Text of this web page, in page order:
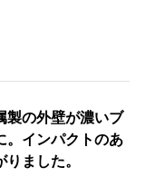
製の外壁が濃いブ
。インパクトのあ
ました。